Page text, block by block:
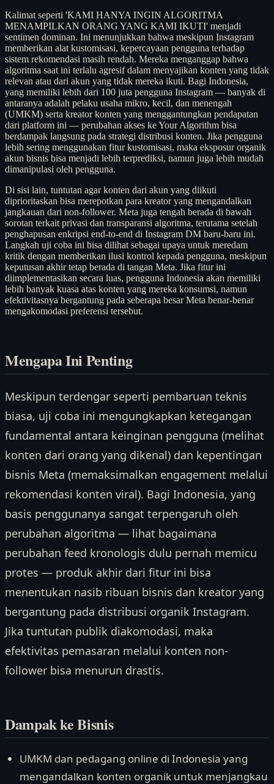
Kalimat seperti 'KAMI HANYA INGIN ALGORITMA
MENAMPILKAN ORANG YANG KAMI IKUTI' menjadi
sentimen dominan. Ini menunjukkan bahwa meskipun Instagram
memberikan alat kustomisasi, kepercayaan pengguna terhadap
sistem rekomendasi masih rendah. Mereka menganggap bahwa
algoritma saat ini terlalu agresif dalam menyajikan konten yang tidak
relevan atau dari akun yang tidak mereka ikuti. Bagi Indonesia,
yang memiliki lebih dari 100 juta pengguna Instagram — banyak di
antaranya adalah pelaku usaha mikro, kecil, dan menengah
(UMKM) serta kreator konten yang menggantungkan pendapatan
dari platform ini — perubahan akses ke Your Algorithm bisa
berdampak langsung pada strategi distribusi konten. Jika pengguna
lebih sering menggunakan fitur kustomisasi, maka eksposur organik
akun bisnis bisa menjadi lebih terprediksi, namun juga lebih mudah
dimanipulasi oleh pengguna.
Di sisi lain, tuntutan agar konten dari akun yang diikuti
diprioritaskan bisa merepotkan para kreator yang mengandalkan
jangkauan dari non-follower. Meta juga tengah berada di bawah
sorotan terkait privasi dan transparansi algoritma, terutama setelah
penghapusan enkripsi end-to-end di Instagram DM baru-baru ini.
Langkah uji coba ini bisa dilihat sebagai upaya untuk meredam
kritik dengan memberikan ilusi kontrol kepada pengguna, meskipun
keputusan akhir tetap berada di tangan Meta. Jika fitur ini
diimplementasikan secara luas, pengguna Indonesia akan memiliki
lebih banyak kuasa atas konten yang mereka konsumsi, namun
efektivitasnya bergantung pada seberapa besar Meta benar-benar
mengakomodasi preferensi tersebut.
Mengapa Ini Penting
Meskipun terdengar seperti pembaruan teknis
biasa, uji coba ini mengungkapkan ketegangan
fundamental antara keinginan pengguna (melihat
konten dari orang yang dikenal) dan kepentingan
bisnis Meta (memaksimalkan engagement melalui
rekomendasi konten viral). Bagi Indonesia, yang
basis penggunanya sangat terpengaruh oleh
perubahan algoritma — lihat bagaimana
perubahan feed kronologis dulu pernah memicu
protes — produk akhir dari fitur ini bisa
menentukan nasib ribuan bisnis dan kreator yang
bergantung pada distribusi organik Instagram.
Jika tuntutan publik diakomodasi, maka
efektivitas pemasaran melalui konten non-
follower bisa menurun drastis.
Dampak ke Bisnis
UMKM dan pedagang online di Indonesia yang
mengandalkan konten organik untuk menjangkau